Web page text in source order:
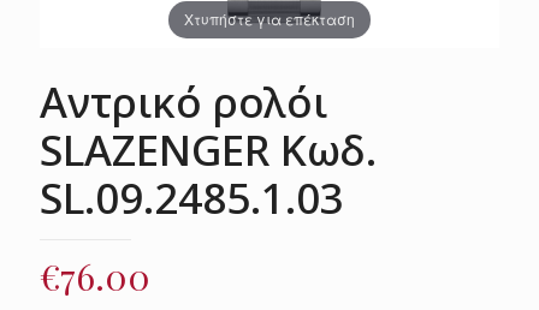
Χτυπήστε για επέκταση
Αντρικό ρολόι
SLAZENGER Κωδ.
SL.09.2485.1.03
€76.00